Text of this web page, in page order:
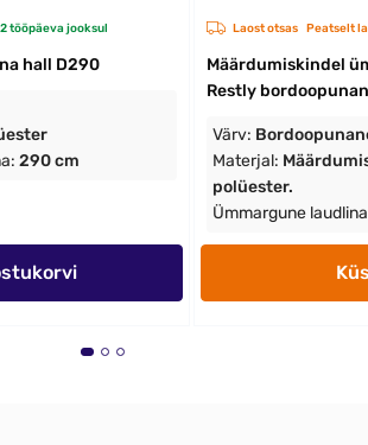
tööpäeva jooksul
hall D290
290 cm
Laost otsas Peatselt
Määrdumiskindel
Restly
Värv:
Materjal:
polüester.
Ümmargune